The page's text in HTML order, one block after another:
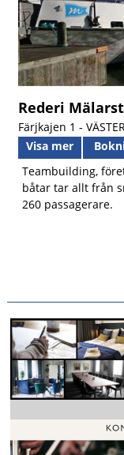
Rederi
Färjkajen 1 -
Visa mer
Teambuilding,
båtar tar allt från
260 passagerare.